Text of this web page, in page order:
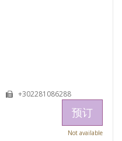
+302281086288
预订
Not available